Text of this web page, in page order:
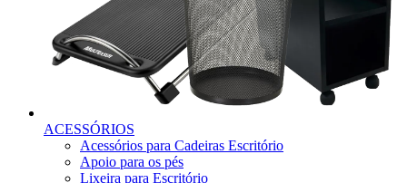
ACESSÓRIOS
Acessórios para Cadeiras Escritório
Apoio para os pés
Lixeira para Escritório